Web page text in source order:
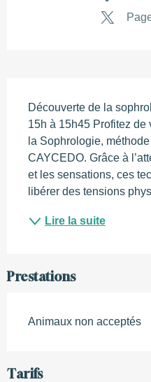
Découverte de la
15h à 15h45 Profitez de
la Sophrologie, méthode
CAYCEDO. Grâce à
et les sensations, ces
libérer des tensions
Lire la suite
Prestations
Animaux non acceptés
Tarifs